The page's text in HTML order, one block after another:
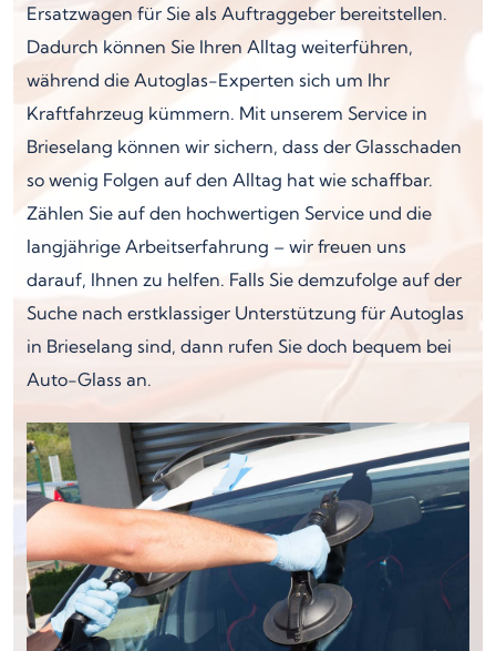
Ersatzwagen für Sie als Auftraggeber bereitstellen.
Dadurch können Sie Ihren Alltag weiterführen,
während die Autoglas-Experten sich um Ihr
Kraftfahrzeug kümmern. Mit unserem Service in
Brieselang können wir sichern, dass der Glasschaden
so wenig Folgen auf den Alltag hat wie schaffbar.
Zählen Sie auf den hochwertigen Service und die
langjährige Arbeitserfahrung – wir freuen uns
darauf, Ihnen zu helfen. Falls Sie demzufolge auf der
Suche nach erstklassiger Unterstützung für Autoglas
in Brieselang sind, dann rufen Sie doch bequem bei
Auto-Glass an.